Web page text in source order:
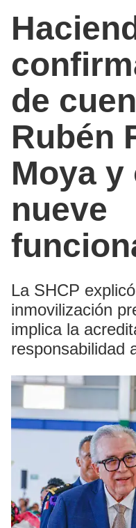
de
Rubén
Moya y
nueve
La SHCP
inmovilización
implica la
responsabilidad